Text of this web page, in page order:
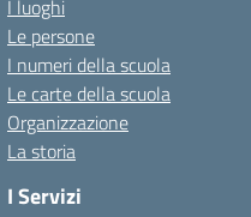
I luoghi
Le persone
I numeri della scuola
Le carte della scuola
Organizzazione
La storia
I Servizi